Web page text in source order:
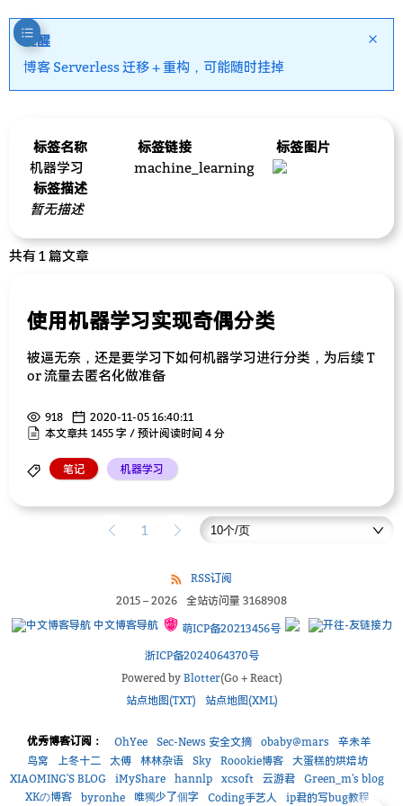
提醒
博客 Serverless 迁移 + 重构，可能随时挂掉
标签名称 标签链接
标签图片
机器学习
machine_learning
标签描述
暂无描述
共有 1 篇文章
使用机器学习实现奇偶分类
被逼无奈，还是要学习下如何机器学习进行分类，为后续 T
or 流量去匿名化做准备
918
2020-11-05 16:40:11
本文章共 1455 字 / 预计阅读时间 4 分
笔记 机器学习
1
RSS订阅
2015 – 2026 全站访问量 3168908
中文博客导航
萌ICP备20213456号
浙ICP备2024064370号
Powered by Blotter(Go + React)
站点地图(TXT)
站点地图(XML)
优秀博客订阅： OhYee Sec-News 安全文摘 obaby@mars
辛未羊
鸟窝
上冬十二 太傅 林林杂语 Sky Roookie博客
大蛋糕的烘焙坊
XIAOMING'S BLOG
iMyShare hannlp xcsoft 云游君
Green_m's blog
XKの博客
byronhe 唯獨少了個字 Coding手艺人 ip君的写bug教程